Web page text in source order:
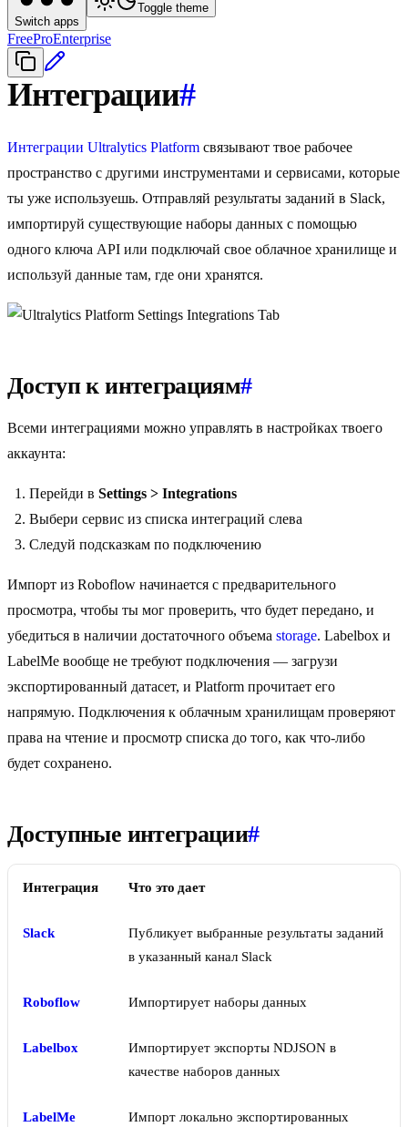
Switch apps
Toggle theme
FreeProEnterprise
Интеграции#
Интеграции Ultralytics Platform связывают твое рабочее
пространство с другими инструментами и сервисами, которые
ты уже используешь. Отправляй результаты заданий в Slack,
импортируй существующие наборы данных с помощью
одного ключа API или подключай свое облачное хранилище и
используй данные там, где они хранятся.
Доступ к интеграциям#
Всеми интеграциями можно управлять в настройках твоего
аккаунта:
Перейди в Settings > Integrations
Выбери сервис из списка интеграций слева
Следуй подсказкам по подключению
Импорт из Roboflow начинается с предварительного
просмотра, чтобы ты мог проверить, что будет передано, и
убедиться в наличии достаточного объема storage. Labelbox и
LabelMe вообще не требуют подключения — загрузи
экспортированный датасет, и Platform прочитает его
напрямую. Подключения к облачным хранилищам проверяют
права на чтение и просмотр списка до того, как что-либо
будет сохранено.
Доступные интеграции#
Интеграция Что это дает
Slack
Публикует выбранные результаты заданий
в указанный канал Slack
Roboflow Импортирует наборы данных
Labelbox
Импортирует экспорты NDJSON в
качестве наборов данных
LabelMe Импорт локально экспортированных